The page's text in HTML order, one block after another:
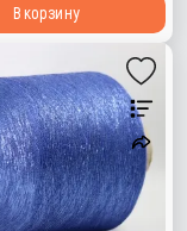
В корзину